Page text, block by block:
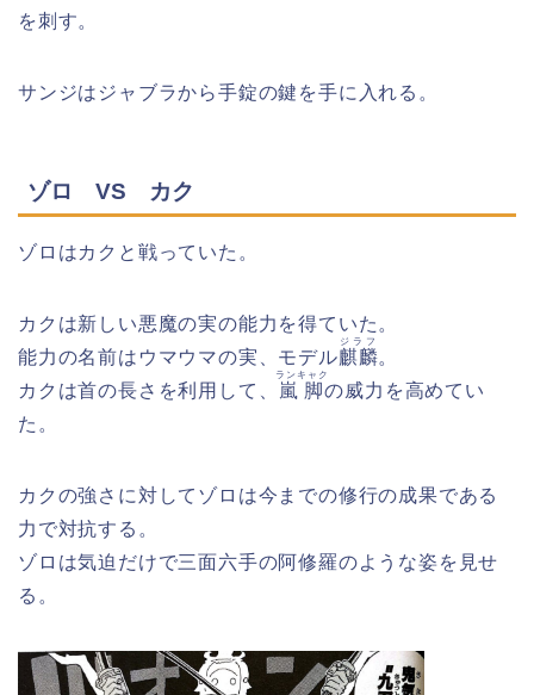
を刺す。
サンジはジャブラから手錠の鍵を手に入れる。
ゾロ VS カク
ゾロはカクと戦っていた。
カクは新しい悪魔の実の能力を得ていた。
能力の名前はウマウマの実、モデル麒麟
ジラフ
。
カクは首の長さを利用して、
嵐脚
ランキャク
の威力を高めてい
た。
カクの強さに対してゾロは今までの修行の成果である
力で対抗する。
ゾロは気迫だけで三面六手の阿修羅のような姿を見せ
る。